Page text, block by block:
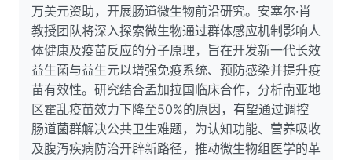
万美元资助，开展肠道微生物前沿研究。安塞尔·肖
教授团队将深入探索微生物通过群体感应机制影响人
体健康及疫苗反应的分子原理，旨在开发新一代长效
益生菌与益生元以增强免疫系统、预防感染并提升疫
苗有效性。研究结合孟加拉国临床合作，分析南亚地
区霍乱疫苗效力下降至50%的原因，有望通过调控
肠道菌群解决公共卫生难题，为认知功能、营养吸收
及腹泻疾病防治开辟新路径，推动微生物组医学的革